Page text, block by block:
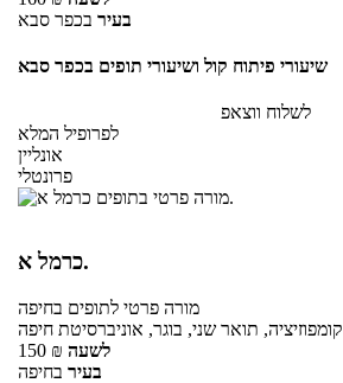
בעיר בכפר סבא
שיעורי פיתוח קול ושיעורי תופים בכפר סבא
לשלוח ווצאפ
לפרופיל המלא
אונליין
פרונטלי
כרמל א.
מורה פרטי לתופים בחיפה
קומפוזיציה, תואר שני, בוגר, אוניברסיטת חיפה
150 ₪ לשעה
בעיר בחיפה